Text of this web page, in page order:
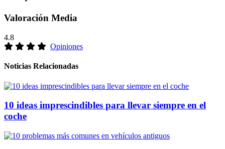
Valoración Media
4.8
Opiniones
Noticias Relacionadas
10 ideas imprescindibles para llevar siempre en el
coche